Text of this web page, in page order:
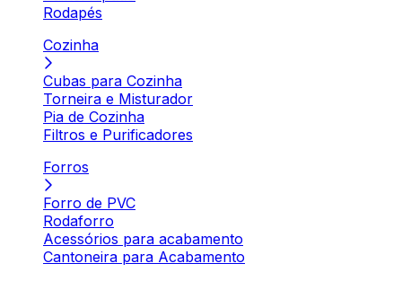
Rodapés
Cozinha
Cubas para Cozinha
Torneira e Misturador
Pia de Cozinha
Filtros e Purificadores
Forros
Forro de PVC
Rodaforro
Acessórios para acabamento
Cantoneira para Acabamento